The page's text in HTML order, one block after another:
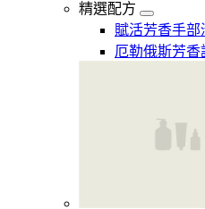
精選配方
賦活芳香手部
厄勒俄斯芳香